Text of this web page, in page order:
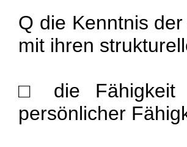
Q die Kenntnis
mit ihren
□ die Fähigkeit
persönlicher